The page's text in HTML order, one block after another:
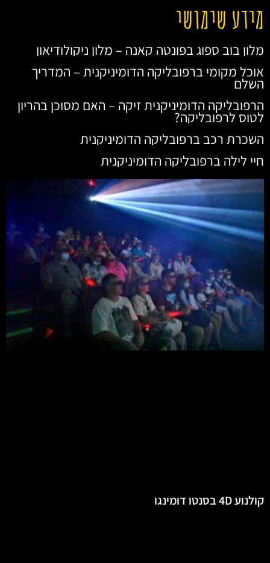
מידע שימושי
מלון בוב ספוג בפונטה קאנה – מלון ניקולודיאון
אוכל מקומי ברפובליקה הדומיניקנית – המדריך
השלם
הרפובליקה הדומיניקנית זיקה – האם מסוכן בהריון
לטוס לרפובליקה?
השכרת רכב ברפובליקה הדומיניקנית
חיי לילה ברפובליקה הדומיניקנית
קולנוע 4D בסנטו דומינגו